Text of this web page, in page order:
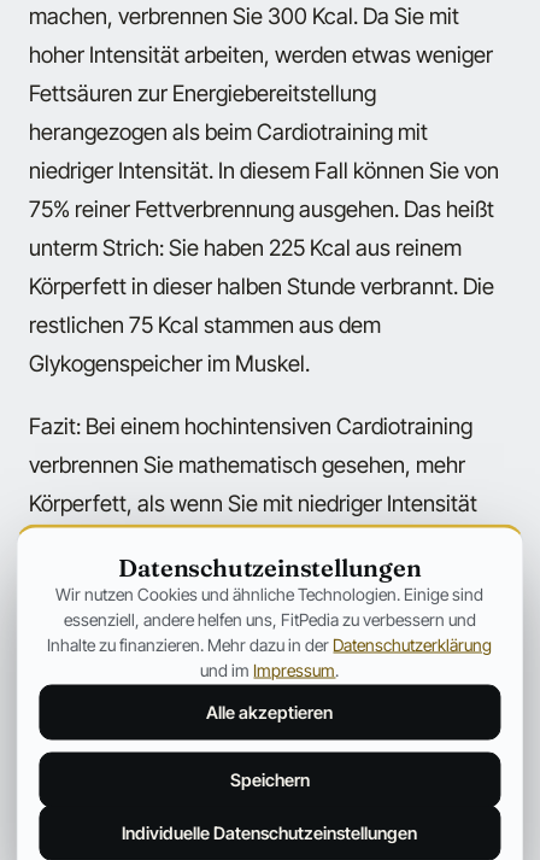
machen, verbrennen Sie 300 Kcal. Da Sie mit
hoher Intensität arbeiten, werden etwas weniger
Fettsäuren zur Energiebereitstellung
herangezogen als beim Cardiotraining mit
niedriger Intensität. In diesem Fall können Sie von
75% reiner Fettverbrennung ausgehen. Das heißt
unterm Strich: Sie haben 225 Kcal aus reinem
Körperfett in dieser halben Stunde verbrannt. Die
restlichen 75 Kcal stammen aus dem
Glykogenspeicher im Muskel.
Fazit: Bei einem hochintensiven Cardiotraining
verbrennen Sie mathematisch gesehen, mehr
Körperfett, als wenn Sie mit niedriger Intensität
niedriger Intensität verbrennen Sie effektiver
Körperfett. Welches nun das richtige ist, müssen
Sie selbst entscheiden.
In der Regel eignet sich ein hochintensives
Cardiotraining als einzelne Trainingseinheit oder
für nach dem Krafttraining, während sich ein
Cardiotraining mit niedriger Intensität auf
Datenschutzeinstellungen
Wir nutzen Cookies und ähnliche Technologien. Einige sind
essenziell, andere helfen uns, FitPedia zu verbessern und
Inhalte zu finanzieren. Mehr dazu in der Datenschutzerklärung
und im Impressum
Alle akzeptieren
Speichern
Individuelle Datenschutzeinstellungen